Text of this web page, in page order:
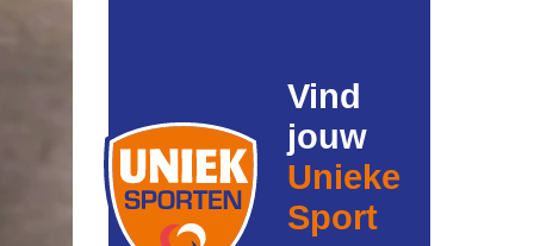
Vind
jouw
Unieke
Sport